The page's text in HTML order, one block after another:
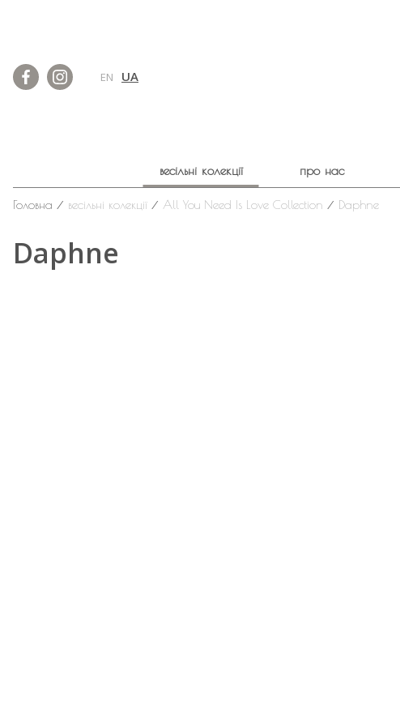
EN UA
весільні колекції про нас
Головна ⁄ весільні колекції ⁄ All You Need Is Love Collection ⁄ Daphne
Daphne